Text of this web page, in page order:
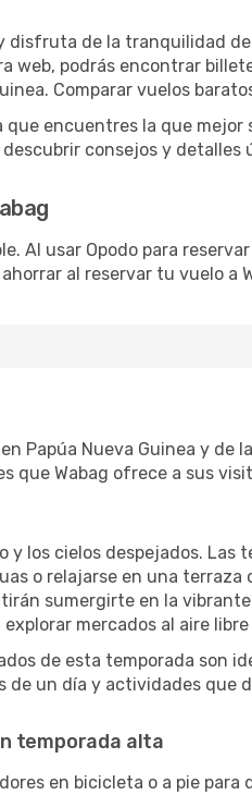
disfruta de la tranquilidad
web, podrás encontrar
Comparar vuelos
encuentres la que
consejos y detalles
Al usar Opodo para
al reservar tu vuelo a
Papúa Nueva Guinea y
que Wabag ofrece a sus
y los cielos despejados.
o relajarse en una
sumergirte en la
mercados al aire
de esta temporada son
de un día y actividades que
temporada alta
en bicicleta o a pie